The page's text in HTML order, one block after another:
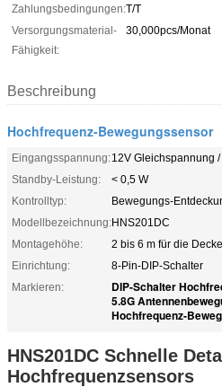
Zahlungsbedingungen:T/T
Versorgungsmaterial-
Fähigkeit:
30,000pcs/Monat
Beschreibung
Hochfrequenz-Bewegungssensor
Eingangsspannung:12V Gleichspannung
Standby-Leistung:
< 0,5 W
Kontrolltyp:
Bewegungs-
Modellbezeichnung:HNS201DC
Montagehöhe:
2 bis 6 m für die
Einrichtung:
8-Pin-DIP-Schalter
Markieren:
DIP-Schalter
5.8G
Hochfrequenz-
HNS201DC Schnelle
Hochfrequenzsensors